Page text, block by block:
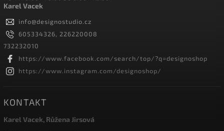
Karel Vacek
info@designostudio.cz
605334326, 226220008
732232010
https://www.facebook.com/search/top/?q=designoshop
https://www.instagram.com/designoshop/
KONTAKT
Karel Vacek, Růžena Jirsová